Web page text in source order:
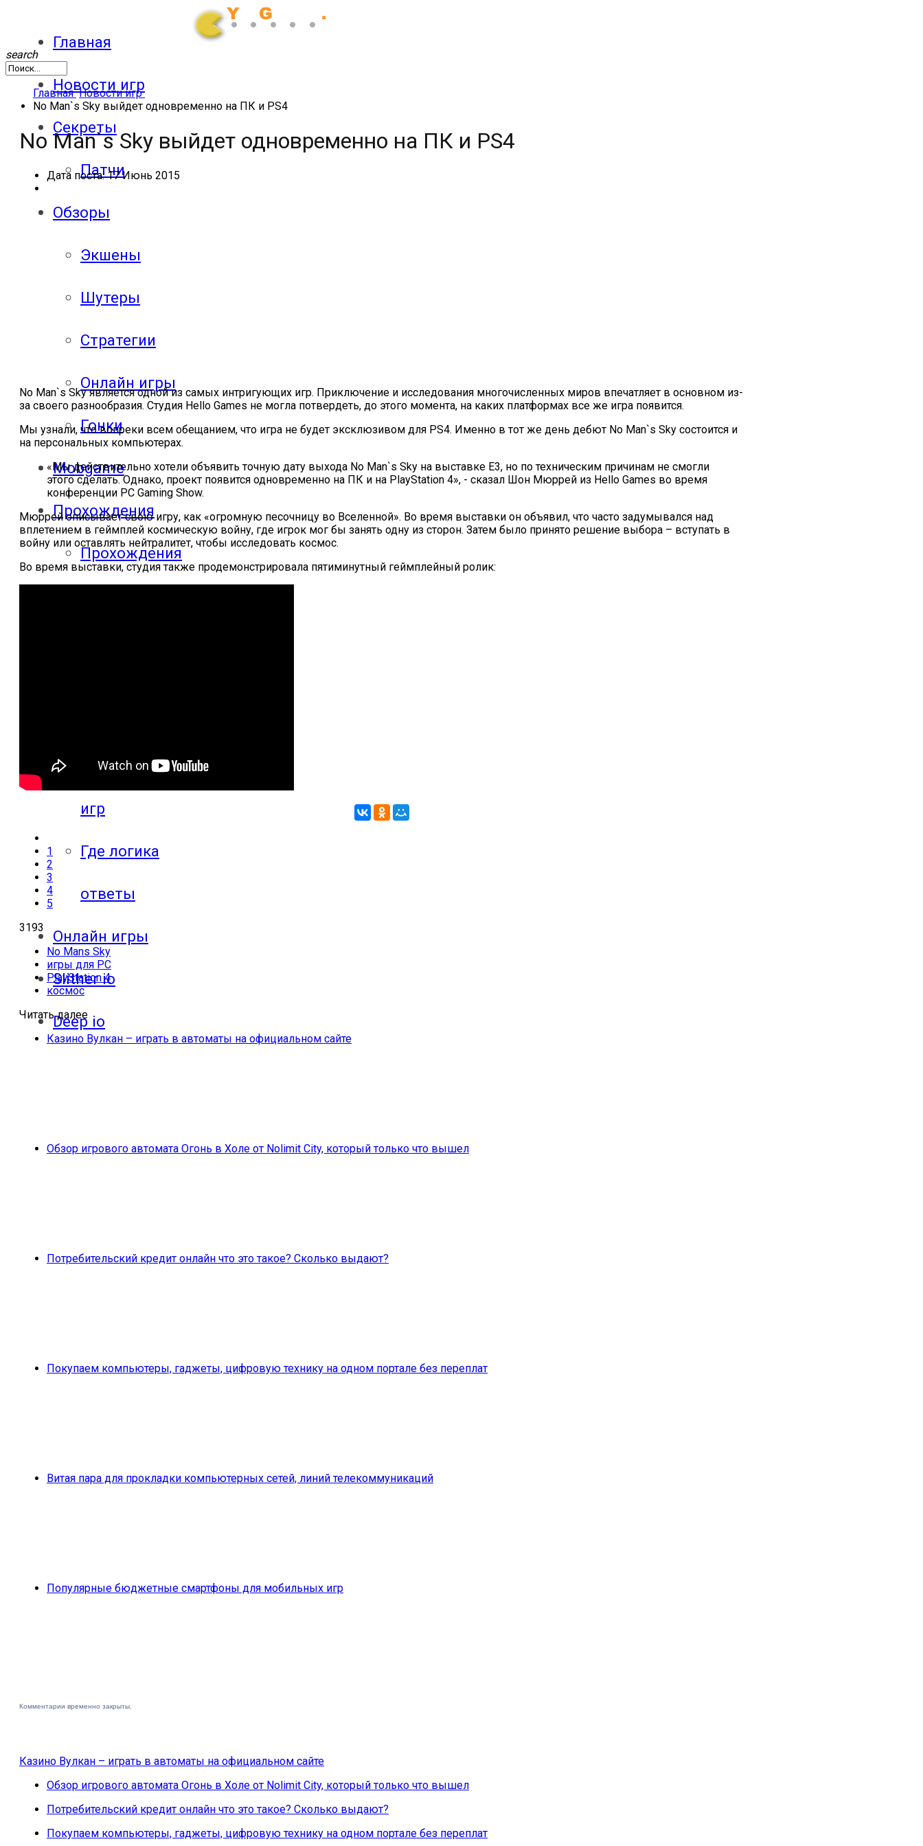
Главная
Новости игр
Секреты
Патчи
Обзоры
Экшены
Шутеры
Стратегии
Онлайн игры
Гонки
Mobgame
Прохождения
Прохождения
мобильных
игр
Где логика
ответы
Онлайн игры
Slither io
Deep io
search
Главная Новости игр
No Man`s Sky выйдет одновременно на ПК и PS4
No Man`s Sky выйдет одновременно на ПК и PS4
Дата поста:17 Июнь 2015
No Man`s Sky является одной из самых интригующих игр. Приключение и исследования многочисленных миров впечатляет в основном из-
за своего разнообразия. Студия Hello Games не могла потвердеть, до этого момента, на каких платформах все же игра появится.
Мы узнали, что вопреки всем обещанием, что игра не будет эксклюзивом для PS4. Именно в тот же день дебют No Man`s Sky состоится и
на персональных компьютерах.
«Мы действительно хотели объявить точную дату выхода No Man`s Sky на выставке Е3, но по техническим причинам не смогли
этого сделать. Однако, проект появится одновременно на ПК и на PlayStation 4», - сказал Шон Мюррей из Hello Games во время
конференции PC Gaming Show.
Мюррей описывает свою игру, как «огромную песочницу во Вселенной». Во время выставки он объявил, что часто задумывался над
вплетением в геймплей космическую войну, где игрок мог бы занять одну из сторон. Затем было принято решение выбора – вступать в
войну или оставлять нейтралитет, чтобы исследовать космос.
Во время выставки, студия также продемонстрировала пятиминутный геймплейный ролик:
1
2
3
4
5
3193
No Mans Sky
игры для PC
PlayStation 4
космос
Читать далее
Казино Вулкан – играть в автоматы на официальном сайте
Обзор игрового автомата Огонь в Холе от Nolimit City, который только что вышел
Потребительский кредит онлайн что это такое? Сколько выдают?
Покупаем компьютеры, гаджеты, цифровую технику на одном портале без переплат
Витая пара для прокладки компьютерных сетей, линий телекоммуникаций
Популярные бюджетные смартфоны для мобильных игр
Комментарии временно закрыты.
Казино Вулкан – играть в автоматы на официальном сайте
Обзор игрового автомата Огонь в Холе от Nolimit City, который только что вышел
Потребительский кредит онлайн что это такое? Сколько выдают?
Покупаем компьютеры, гаджеты, цифровую технику на одном портале без переплат